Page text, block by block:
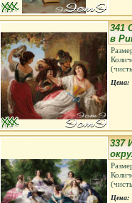
341
в
Цена:
337
Цена: